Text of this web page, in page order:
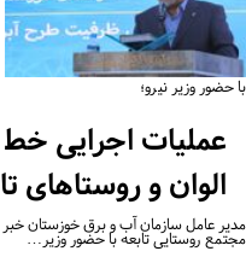
حضور وزیر نیرو؛
عملیات اجرایی خط
الوان و روستاهای
روستایی تابعه با حضور وزیر…